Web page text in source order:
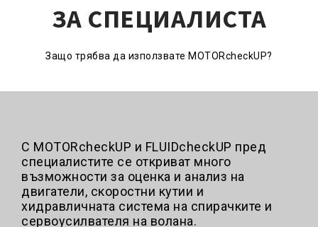
ЗА СПЕЦИАЛИСТА
Защо трябва да използвате MOTORcheckUP?
С MOTORcheckUP и FLUIDcheckUP пред
специалистите се откриват много
възможности за оценка и анализ на
двигатели, скоростни кутии и
хидравличната система на спирачките и
сервоусилвателя на волана.